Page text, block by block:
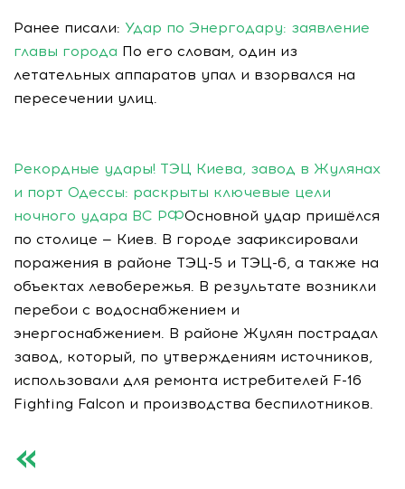
Ранее писали: Удар по Энергодару: заявление
главы города По его словам, один из
летательных аппаратов упал и взорвался на
пересечении улиц.
Рекордные удары! ТЭЦ Киева, завод в Жулянах
и порт Одессы: раскрыты ключевые цели
ночного удара ВС РФОсновной удар пришёлся
по столице — Киев. В городе зафиксировали
поражения в районе ТЭЦ-5 и ТЭЦ-6, а также на
объектах левобережья. В результате возникли
перебои с водоснабжением и
энергоснабжением. В районе Жулян пострадал
завод, который, по утверждениям источников,
использовали для ремонта истребителей F-16
Fighting Falcon и производства беспилотников.